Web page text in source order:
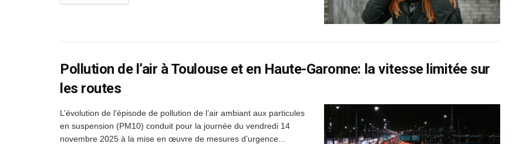
Pollution de l’air à Toulouse et en Haute-Garonne: la vitesse limitée sur
les routes
L’évolution de l’épisode de pollution de l’air ambiant aux particules
en suspension (PM10) conduit pour la journée du vendredi 14
novembre 2025 à la mise en œuvre de mesures d’urgence...